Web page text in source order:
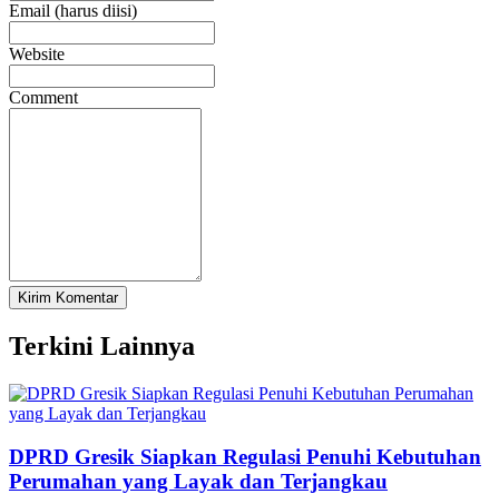
Email (harus diisi)
Website
Comment
Terkini Lainnya
DPRD Gresik Siapkan Regulasi Penuhi Kebutuhan
Perumahan yang Layak dan Terjangkau